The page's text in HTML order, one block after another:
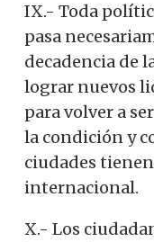
IX.- Toda
pasa
decadencia de
lograr nuevos
para volver a
la condición y
ciudades
internacional.
X.- Los